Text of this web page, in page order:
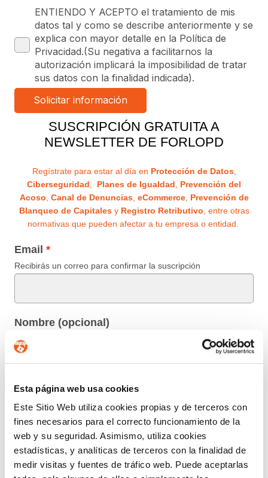
Esta página web usa cookies
Este Sitio Web utiliza cookies propias y de terceros con
fines necesarios para el correcto funcionamiento de la
web y su seguridad. Asimismo, utiliza cookies
estadísticas, y analíticas de terceros con la finalidad de
medir visitas y fuentes de tráfico web. Puede aceptarlas
ENTIENDO Y ACEPTO el tratamiento de mis
datos tal y como se describe anteriormente y se
explica con mayor detalle en la Política de
Privacidad.(Su negativa a facilitarnos la
autorización implicará la imposibilidad de tratar
sus datos con la finalidad indicada).
SUSCRIPCIÓN GRATUITA A
NEWSLETTER DE FORLOPD
Regístrate para estar al día en Protección de Datos,
Ciberseguridad
Planes de Igualdad
Prevención del
Acoso Canal de Denuncias, eCommerce, Prevención de
Blanqueo de Capitalesy Registro Retributivo , entre otras
normativas que pueden afectar a tu empresa o entidad.
Email
Recibirás un correo para confirmar la suscripción
Nombre (opcional)
conformidad con el RGPD y la LOPDGDD,
SEGURIDAD Y PRIVACIDAD DE DATOS S.L. tratará
los datos facilitados con la finalidad de enviar un boletín
informativo entre los suscriptores. Para obtener más
información acerca del tratamiento de sus datos y
ejercer sus derechos, visite nuestra
política de privacidad